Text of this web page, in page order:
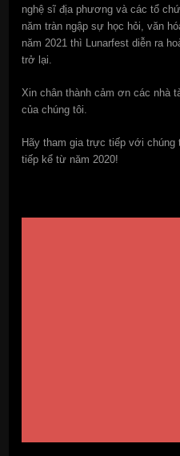
nghệ sĩ địa phương và các tổ
năm tràn ngập sự học hỏi, văn
năm 2021 thì Lunarfest diễn ra
trở lại.
Xin chân thành cảm ơn các nhà
của chúng tôi.
Hãy tham gia trực tiếp với
tiếp kể từ năm 2020!